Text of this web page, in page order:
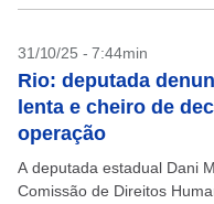
31/10/25 - 7:44min
Rio: deputada
lenta e cheiro de
operação
A deputada estadual Dani
Comissão de Direitos